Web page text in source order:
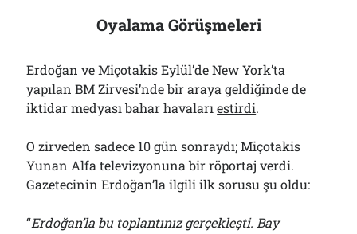
Oyalama Görüşmeleri
Erdoğan ve Miçotakis Eylül’de New York’ta
yapılan BM Zirvesi’nde bir araya geldiğinde de
iktidar medyası bahar havalarıestirdi.
O zirveden sadece 10 gün sonraydı; Miçotakis
Yunan Alfa televizyonuna bir röportaj verdi.
Gazetecinin Erdoğan’la ilgili ilk sorusu şu oldu:
“Erdoğan’la bu toplantınız gerçekleşti. Bay